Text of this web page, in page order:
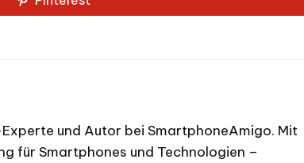
und Autor bei SmartphoneAmigo. Mit
für Smartphones und Technologien –